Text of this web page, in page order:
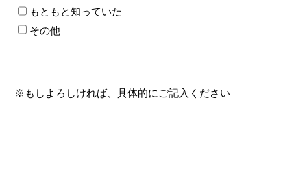
もともと知っていた
その他
※もしよろしければ、具体的にご記入ください